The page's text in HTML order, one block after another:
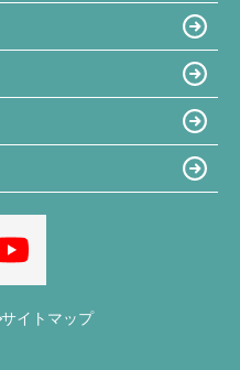
サイトマップ